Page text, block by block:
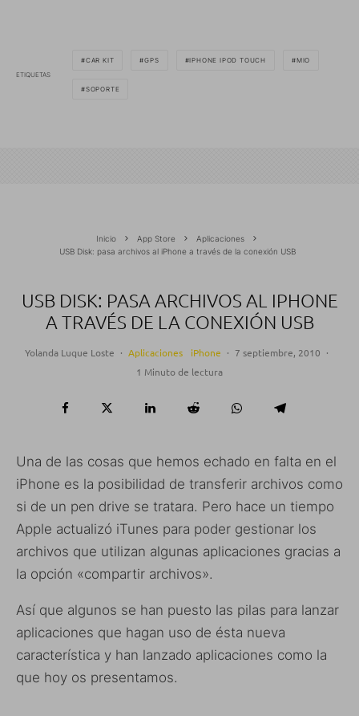
ETIQUETAS
CAR KIT GPS IPHONE IPOD TOUCH MIO
SOPORTE
Inicio App Store
Aplicaciones
USB Disk: pasa archivos al iPhone a través de la conexión USB
USB DISK: PASA ARCHIVOS AL IPHONE
A TRAVÉS DE LA CONEXIÓN USB
Yolanda Luque Loste · Aplicaciones iPhone · 7 septiembre, 2010 ·
1 Minuto de lectura
Una de las cosas que hemos echado en falta en el
iPhone es la posibilidad de transferir archivos como
si de un pen drive se tratara. Pero hace un tiempo
Apple actualizó iTunes para poder gestionar los
archivos que utilizan algunas aplicaciones gracias a
la opción «compartir archivos».
Así que algunos se han puesto las pilas para lanzar
aplicaciones que hagan uso de ésta nueva
característica y han lanzado aplicaciones como la
que hoy os presentamos.